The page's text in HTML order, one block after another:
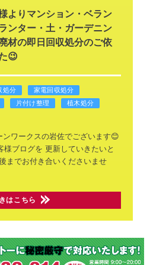
よりマンション・ベラン
ンター・土・ガーデニン
材の即日回収処分のご依
😉
処分
家電回収処分
片付け整理
植木処分
ンワークスの岩佐でございます😊
様ブログを 更新していきたいと
までお付き合いくださいませ
はこちら